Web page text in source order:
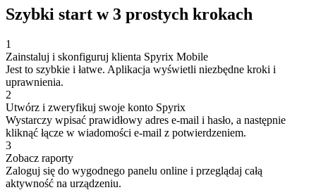
Szybki start w 3 prostych krokach
1
Zainstaluj i skonfiguruj klienta Spyrix Mobile
Jest to szybkie i łatwe. Aplikacja wyświetli niezbędne kroki i
uprawnienia.
2
Utwórz i zweryfikuj swoje konto Spyrix
Wystarczy wpisać prawidłowy adres e-mail i hasło, a następnie
kliknąć łącze w wiadomości e-mail z potwierdzeniem.
3
Zobacz raporty
Zaloguj się do wygodnego panelu online i przeglądaj całą
aktywność na urządzeniu.